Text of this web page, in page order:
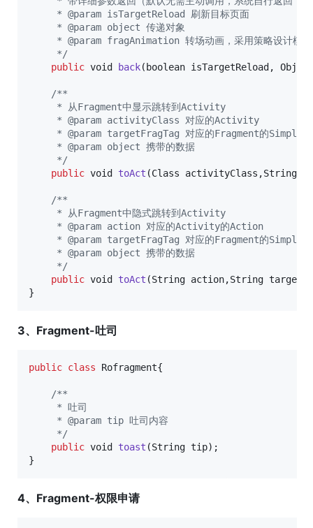
     * @param isTargetReload 刷新目标页面
     * @param object 传递对象
     * @param fragAnimation 转场动画，采用策略设计模式
     */
public void back(boolean isTargetReload, Object
/**
     * 从Fragment中显示跳转到Activity
     * @param activityClass 对应的Activity
* @param targetFragTag 对应的Fragment的
     * @param object 携带的数据
     */
public void toAct (Class activityClass ,String
/**
     * 从Fragment中隐式跳转到Activity
     * @param action 对应的Activity的Action
* @param targetFragTag 对应的Fragment的
     * @param object 携带的数据
     */
public void toAct (String action,String
}
3、Fragment-吐司
public class Rofragment{
/**
     * 吐司
     * @param tip 吐司内容
     */
public void toast (String tip);
}
4、Fragment-权限申请